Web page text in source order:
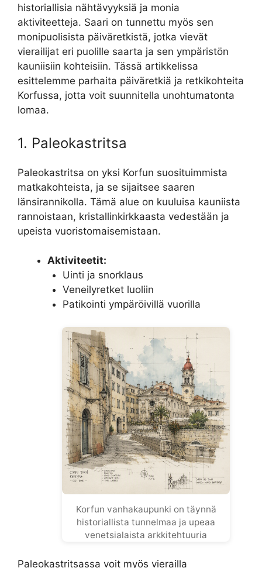
historiallisia nähtävyyksiä ja monia
aktiviteetteja. Saari on tunnettu myös sen
monipuolisista päiväretkistä, jotka vievät
vierailijat eri puolille saarta ja sen ympäristön
kauniisiin kohteisiin. Tässä artikkelissa
esittelemme parhaita päiväretkiä ja retkikohteita
Korfussa, jotta voit suunnitella unohtumatonta
lomaa.
1. Paleokastritsa
Paleokastritsa on yksi Korfun suosituimmista
matkakohteista, ja se sijaitsee saaren
länsirannikolla. Tämä alue on kuuluisa kauniista
rannoistaan, kristallinkirkkaasta vedestään ja
upeista vuoristomaisemistaan.
Aktiviteetit:
Uinti ja snorklaus
Veneilyretket luoliin
Patikointi ympäröivillä vuorilla
Korfun vanhakaupunki on täynnä
historiallista tunnelmaa ja upeaa
venetsialaista arkkitehtuuria
Paleokastritsassa voit myös vierailla